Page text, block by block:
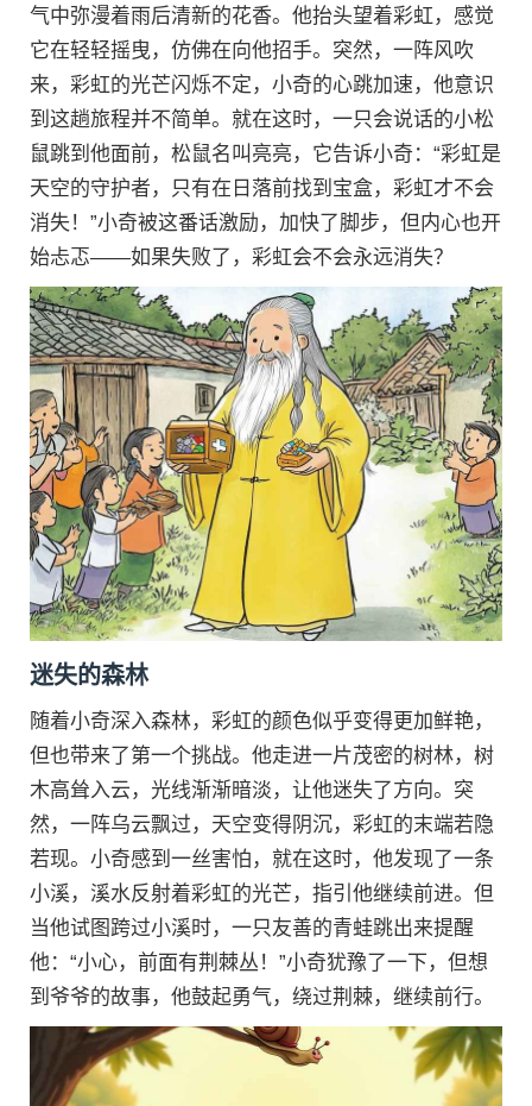
气中弥漫着雨后清新的花香。他抬头望着彩虹，感觉
它在轻轻摇曳，仿佛在向他招手。突然，一阵风吹
来，彩虹的光芒闪烁不定，小奇的心跳加速，他意识
到这趟旅程并不简单。就在这时，一只会说话的小松
鼠跳到他面前，松鼠名叫亮亮，它告诉小奇：“彩虹是
天空的守护者，只有在日落前找到宝盒，彩虹才不会
消失！”小奇被这番话激励，加快了脚步，但内心也开
始忐忑——如果失败了，彩虹会不会永远消失？
迷失的森林
随着小奇深入森林，彩虹的颜色似乎变得更加鲜艳，
但也带来了第一个挑战。他走进一片茂密的树林，树
木高耸入云，光线渐渐暗淡，让他迷失了方向。突
然，一阵乌云飘过，天空变得阴沉，彩虹的末端若隐
若现。小奇感到一丝害怕，就在这时，他发现了一条
小溪，溪水反射着彩虹的光芒，指引他继续前进。但
当他试图跨过小溪时，一只友善的青蛙跳出来提醒
他：“小心，前面有荆棘丛！”小奇犹豫了一下，但想
到爷爷的故事，他鼓起勇气，绕过荆棘，继续前行。